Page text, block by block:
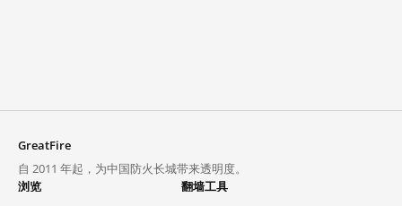
GreatFire
自 2011 年起，为中国防火长城带来透明度。
浏览
翻墙工具